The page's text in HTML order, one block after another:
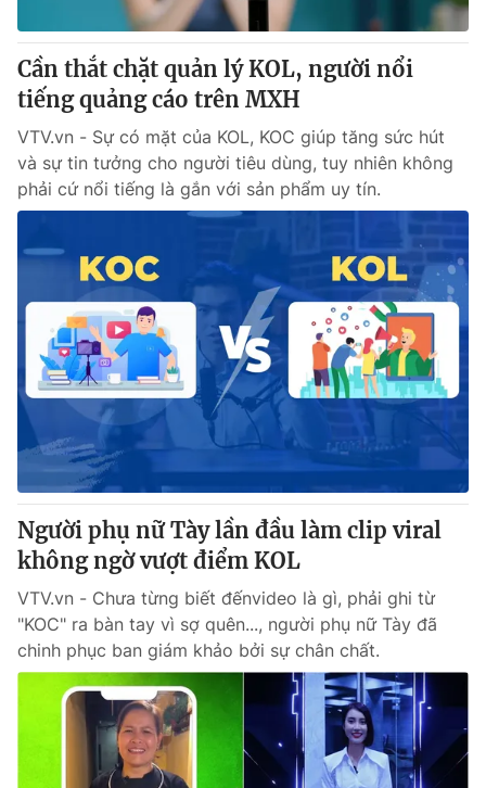
Cơ quan báo chí:
Thời báo VTV
Giấy phép hoạt động báo in và báo điện tử số 483/GP-BTTTT
cấp ngày 29/12/2023
Tổng Biên tập:Vũ Thanh Thủy
Phó Tổng Biên tập:Nguyễn Thị Mỹ Hạnh, Phạm Quốc Thắng,
Nguyễn Trọng Ninh
Tổng đài VTV:024.38 355 931 - 024.38 355 932
Ðiện thoại Thời báo VTV:024.66 897 897
Email:toasoan@vtv.vn
Liên hệ quảng cáo:024-7300.7108
® Cấm sao chép dưới mọi hình thức nếu không có sự chấp
thuận bằng văn bản. Ghi rõ nguồn VTV.vn khi phát hành lại
thông tin từ website này.
Cần thắt chặt quản lý KOL, người nổi
tiếng quảng cáo trên MXH
VTV.vn - Sự có mặt của KOL, KOC giúp tăng sức hút
và sự tin tưởng cho người tiêu dùng, tuy nhiên không
phải cứ nổi tiếng là gắn với sản phẩm uy tín.
Người phụ nữ Tày lần đầu làm clip viral
không ngờ vượt điểm KOL
VTV.vn - Chưa từng biết đếnvideo là gì, phải ghi từ
"KOC" ra bàn tay vì sợ quên..., người phụ nữ Tày đã
chinh phục ban giám khảo bởi sự chân chất.